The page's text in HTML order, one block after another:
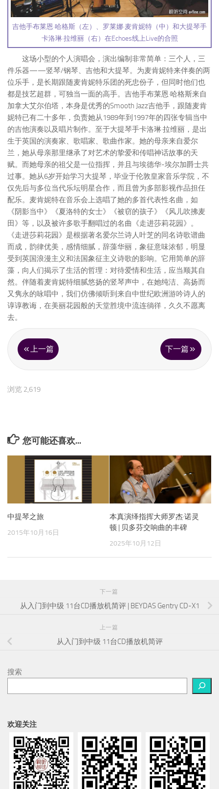
吉他手布莱恩·哈格斯（左）、罗莱娜·麦肯妮特（中）和大提琴手
卡洛琳·拉维丽（右）在Echoes线上Live的合照
这场小型的个人演唱会，演出编制非常简单：三个人，三
件乐器——竖琴/钢琴、吉他和大提琴。为麦肯妮特来伴奏的两
位乐手，是长期跟随麦肯妮特乐团的死忠份子，但同时他们也
都是技艺超群，可独当一面的高手。吉他手布莱恩·哈格斯来自
加拿大艾尔伯塔，本身是优秀的Smooth Jazz吉他手，跟随麦肯
妮特已有二十多年，负责她从1989年到1997年的四张专辑当中
的吉他演奏以及唱片制作。至于大提琴手卡洛琳·拉维丽，是出
生于英国的演奏家、歌唱家、歌曲作家。她的母亲来自爱尔
兰，她从母亲那里继承了对艺术的挚爱和传唱神话故事的天
赋。而她母亲的祖父是一位指挥，并且与埃德华-埃尔加爵士共
过事。她从6岁开始学习大提琴，毕业于伦敦皇家音乐学院，不
仅先后与多位当代乐坛明星合作，而且曾为多部影视作品担任
配乐。麦肯妮特在音乐会上选唱了她的多首代表性名曲，如
《阴影当中》《夏洛特的女士》《被窃的孩子》《风儿吹拂麦
田》等，以及被许多歌手翻唱过的名曲《走进莎莉花园》。
《走进莎莉花园》是根据著名爱尔兰诗人叶芝的同名诗歌谱曲
而成，韵律优美，感情细腻，辞藻华丽，象征意味浓郁，明显
受到英国浪漫主义和法国象征主义诗歌的影响。它用简单的辞
藻，向人们揭示了生活的哲理：对待爱情和生活，应当顺其自
然。伴随着麦肯妮特细腻悠扬的竖琴声中，在她纯洁、高扬而
又隽永的咏唱中，我们仿佛倾听到来自中世纪欧洲游吟诗人的
谆谆教诲，在美丽花园般的天堂胜境中流连徜徉，久久不愿离
去。
上一篇 下一篇
浏览 2,619
您可能还喜欢...
中提琴之旅
2015年10月16日
本真演绎指挥大师罗杰·诺灵
顿 | 贝多芬交响曲的丰碑
2025年10月12日
下一篇
从入门到中级 11台CD播放机简评 | BEYDAS Gentry CD-X1
上一篇
从入门到中级 11台CD播放机简评
搜索
欢迎关注